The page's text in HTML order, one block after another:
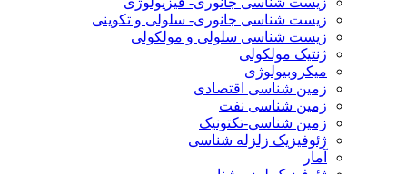
زیست شناسی جانوری- سلولی و تکوینی
زیست شناسی سلولی و مولکولی
ژنتیک مولکولی
میکروبیولوژی
زمین شناسی اقتصادی
زمین شناسی نفت
زمین شناسی-تکتونیک
ژئوفیزیک زلزله شناسی
آمار